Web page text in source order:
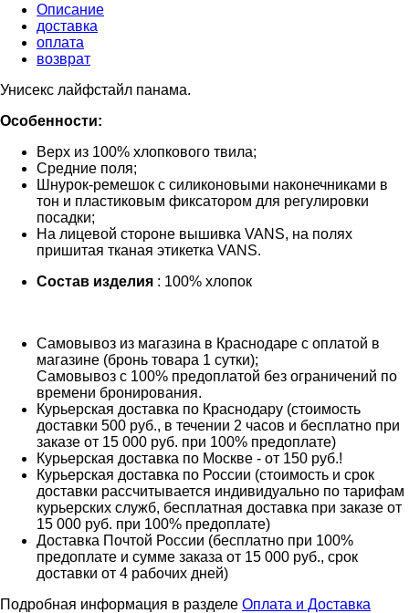
Описание
доставка
оплата
возврат
Унисекс лайфстайл панама.
Особенности:
Верх из 100% хлопкового твила;
Средние поля;
Шнурок-ремешок с силиконовыми наконечниками в
тон и пластиковым фиксатором для регулировки
посадки;
На лицевой стороне вышивка VANS, на полях
пришитая тканая этикетка VANS.
Состав изделия : 100% хлопок
Самовывоз из магазина в Краснодаре с оплатой в
магазине (бронь товара 1 сутки);
Самовывоз с 100% предоплатой без ограничений по
времени бронирования.
Курьерская доставка по Краснодару (стоимость
доставки 500 руб., в течении 2 часов и бесплатно при
заказе от 15 000 руб. при 100% предоплате)
Курьерская доставка по Москве - от 150 руб.!
Курьерская доставка по России (стоимость и срок
доставки рассчитывается индивидуально по тарифам
курьерских служб, бесплатная доставка при заказе от
15 000 руб. при 100% предоплате)
Доставка Почтой России (бесплатно при 100%
предоплате и сумме заказа от 15 000 руб., срок
доставки от 4 рабочих дней)
Подробная информация в разделе Оплата и Доставка